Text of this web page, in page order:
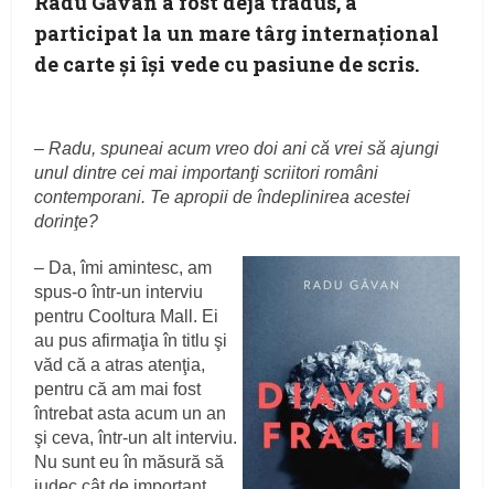
participat la un mare târg internaţional
de carte şi îşi vede cu pasiune de scris.
–Radu, spuneai acum vreo doi ani că vrei să ajungi
unul dintre cei mai importanţi scriitori români
contemporani. Te apropii de îndeplinirea acestei
dorinţe?
– Da, îmi amintesc, am
spus-o într-un interviu
pentru Cooltura Mall. Ei
au pus afirmaţia în titlu şi
văd că a atras atenţia,
pentru că am mai fost
întrebat asta acum un an
şi ceva, într-un alt interviu.
Nu sunt eu în măsură să